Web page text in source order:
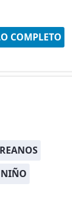
COMPLETO
NIÑO